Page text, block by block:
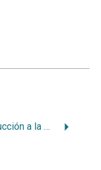
Introducción a la endodoncia